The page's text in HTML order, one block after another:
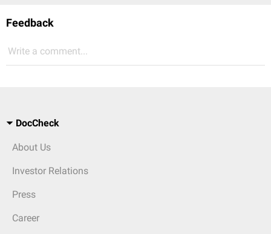
Feedback
Write a comment...
DocCheck
About Us
Investor Relations
Press
Career